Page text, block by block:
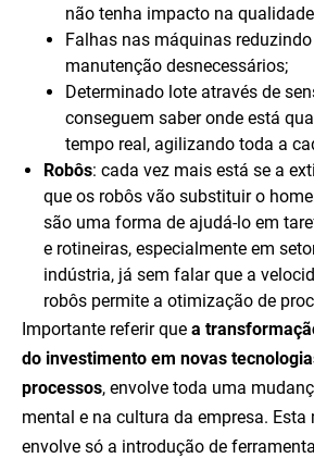
não tenha impacto na
Falhas nas máquinas
manutenção desnecessários;
Determinado lote através de
conseguem saber onde está
tempo real, agilizando toda a
Robôs: cada vez mais está se a
que os robôs vão substituir o
são uma forma de ajudá-lo em
e rotineiras, especialmente em
indústria, já sem falar que a
robôs permite a otimização de
Importante referir que a
do investimento em novas
processos, envolve toda uma
mental e na cultura da empresa.
envolve só a introdução de